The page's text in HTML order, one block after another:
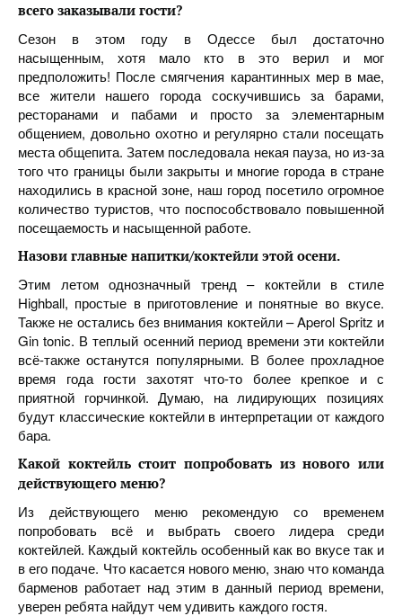
всего заказывали гости?
Сезон в этом году в Одессе был достаточно
насыщенным, хотя мало кто в это верил и мог
предположить! После смягчения карантинных мер в мае,
все жители нашего города соскучившись за барами,
ресторанами и пабами и просто за элементарным
общением, довольно охотно и регулярно стали посещать
места общепита. Затем последовала некая пауза, но из-за
того что границы были закрыты и многие города в стране
находились в красной зоне, наш город посетило огромное
количество туристов, что поспособствовало повышенной
посещаемость и насыщенной работе.
Назови главные напитки/коктейли этой осени.
Этим летом однозначный тренд – коктейли в стиле
Highball, простые в приготовление и понятные во вкусе.
Также не остались без внимания коктейли – Aperol Spritz и
Gin tonic. В теплый осенний период времени эти коктейли
всё-также останутся популярными. В более прохладное
время года гости захотят что-то более крепкое и с
приятной горчинкой. Думаю, на лидирующих позициях
будут классические коктейли в интерпретации от каждого
бара.
Какой коктейль стоит попробовать из нового или
действующего меню?
Из действующего меню рекомендую со временем
попробовать всё и выбрать своего лидера среди
коктейлей. Каждый коктейль особенный как во вкусе так и
в его подаче. Что касается нового меню, знаю что команда
барменов работает над этим в данный период времени,
уверен ребята найдут чем удивить каждого гостя.